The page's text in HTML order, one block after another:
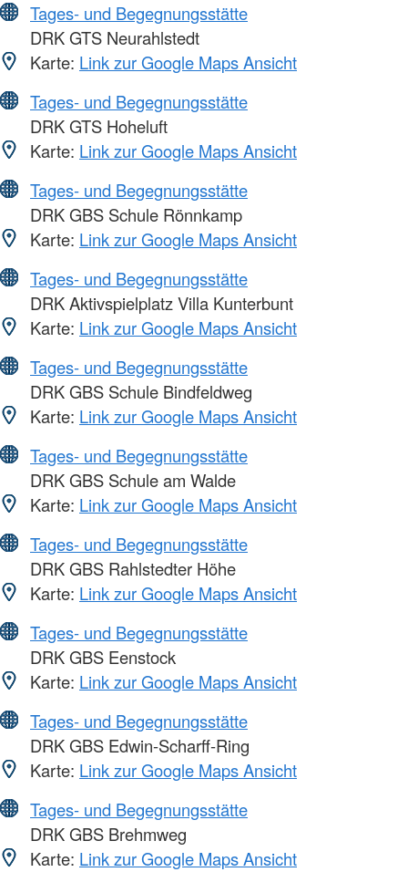
Tages- und Begegnungsstätte
DRK GTS Neurahlstedt
Karte: Link zur Google Maps Ansicht
Tages- und Begegnungsstätte
DRK GTS Hoheluft
Karte: Link zur Google Maps Ansicht
Tages- und Begegnungsstätte
DRK GBS Schule Rönnkamp
Karte: Link zur Google Maps Ansicht
Tages- und Begegnungsstätte
DRK Aktivspielplatz Villa Kunterbunt
Karte: Link zur Google Maps Ansicht
Tages- und Begegnungsstätte
DRK GBS Schule Bindfeldweg
Karte: Link zur Google Maps Ansicht
Tages- und Begegnungsstätte
DRK GBS Schule am Walde
Karte: Link zur Google Maps Ansicht
Tages- und Begegnungsstätte
DRK GBS Rahlstedter Höhe
Karte: Link zur Google Maps Ansicht
Tages- und Begegnungsstätte
DRK GBS Eenstock
Karte: Link zur Google Maps Ansicht
Tages- und Begegnungsstätte
DRK GBS Edwin-Scharff-Ring
Karte: Link zur Google Maps Ansicht
Tages- und Begegnungsstätte
DRK GBS Brehmweg
Karte: Link zur Google Maps Ansicht